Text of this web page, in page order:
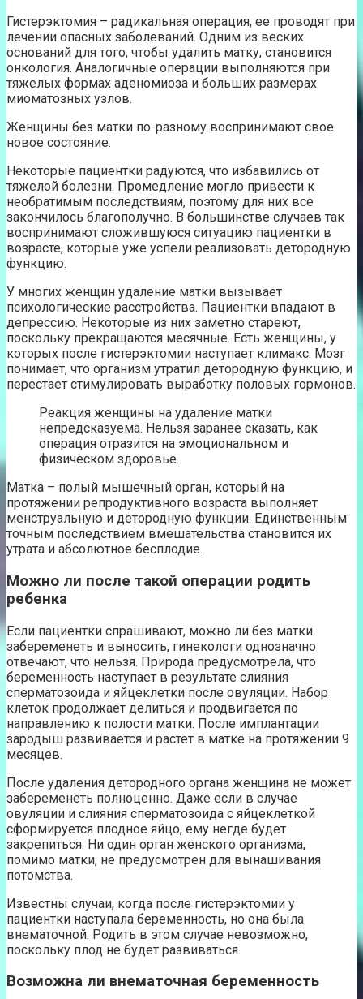
Гистерэктомия – радикальная операция, ее проводят при
лечении опасных заболеваний. Одним из веских
оснований для того, чтобы удалить матку, становится
онкология. Аналогичные операции выполняются при
тяжелых формах аденомиоза и больших размерах
миоматозных узлов.
Женщины без матки по-разному воспринимают свое
новое состояние.
Некоторые пациентки радуются, что избавились от
тяжелой болезни. Промедление могло привести к
необратимым последствиям, поэтому для них все
закончилось благополучно. В большинстве случаев так
воспринимают сложившуюся ситуацию пациентки в
возрасте, которые уже успели реализовать детородную
функцию.
У многих женщин удаление матки вызывает
психологические расстройства. Пациентки впадают в
депрессию. Некоторые из них заметно стареют,
поскольку прекращаются месячные. Есть женщины, у
которых после гистерэктомии наступает климакс. Мозг
понимает, что организм утратил детородную функцию, и
перестает стимулировать выработку половых гормонов.
Реакция женщины на удаление матки
непредсказуема. Нельзя заранее сказать, как
операция отразится на эмоциональном и
физическом здоровье.
Матка – полый мышечный орган, который на
протяжении репродуктивного возраста выполняет
менструальную и детородную функции. Единственным
точным последствием вмешательства становится их
утрата и абсолютное бесплодие.
Можно ли после такой операции родить
ребенка
Если пациентки спрашивают, можно ли без матки
забеременеть и выносить, гинекологи однозначно
отвечают, что нельзя. Природа предусмотрела, что
беременность наступает в результате слияния
сперматозоида и яйцеклетки после овуляции. Набор
клеток продолжает делиться и продвигается по
направлению к полости матки. После имплантации
зародыш развивается и растет в матке на протяжении 9
месяцев.
После удаления детородного органа женщина не может
забеременеть полноценно. Даже если в случае
овуляции и слияния сперматозоида с яйцеклеткой
сформируется плодное яйцо, ему негде будет
закрепиться. Ни один орган женского организма,
помимо матки, не предусмотрен для вынашивания
потомства.
Известны случаи, когда после гистерэктомии у
пациентки наступала беременность, но она была
внематочной. Родить в этом случае невозможно,
поскольку плод не будет развиваться.
Возможна ли внематочная беременность